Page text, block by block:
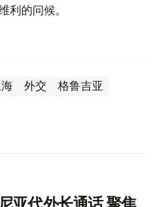
利的问候。
外交 格鲁吉亚